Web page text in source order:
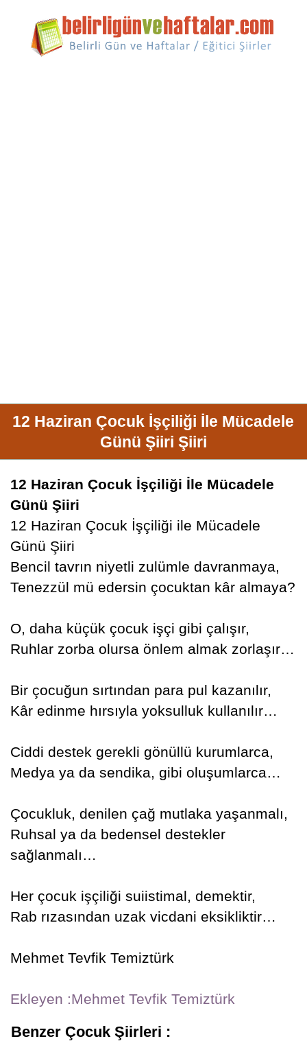
12 Haziran Çocuk İşçiliği İle Mücadele
Günü Şiiri Şiiri
12 Haziran Çocuk İşçiliği İle Mücadele
Günü Şiiri
12 Haziran Çocuk İşçiliği ile Mücadele
Günü Şiiri
Bencil tavrın niyetli zulümle davranmaya,
Tenezzül mü edersin çocuktan kâr almaya?
O, daha küçük çocuk işçi gibi çalışır,
Ruhlar zorba olursa önlem almak zorlaşır…
Bir çocuğun sırtından para pul kazanılır,
Kâr edinme hırsıyla yoksulluk kullanılır…
Ciddi destek gerekli gönüllü kurumlarca,
Medya ya da sendika, gibi oluşumlarca…
Çocukluk, denilen çağ mutlaka yaşanmalı,
Ruhsal ya da bedensel destekler
sağlanmalı…
Her çocuk işçiliği suiistimal, demektir,
Rab rızasından uzak vicdani eksikliktir…
Mehmet Tevfik Temiztürk
Ekleyen :Mehmet Tevfik Temiztürk
Benzer Çocuk Şiirleri :